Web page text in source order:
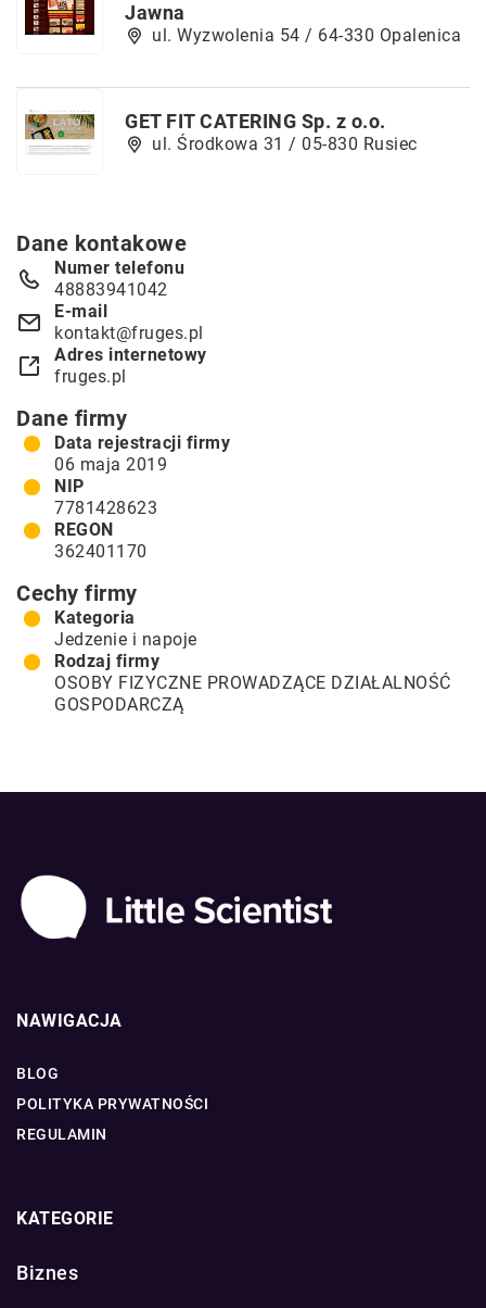
Jawna
ul. Wyzwolenia 54 / 64-330 Opalenica
GET FIT CATERING Sp. z o.o.
ul. Środkowa 31 / 05-830 Rusiec
Dane kontakowe
Numer telefonu
48883941042
E-mail
kontakt@fruges.pl
Adres internetowy
fruges.pl
Dane firmy
Data rejestracji firmy
06 maja 2019
NIP
7781428623
REGON
362401170
Cechy firmy
Kategoria
Jedzenie i napoje
Rodzaj firmy
OSOBY FIZYCZNE PROWADZĄCE DZIAŁALNOŚĆ
GOSPODARCZĄ
NAWIGACJA
BLOG
POLITYKA PRYWATNOŚCI
REGULAMIN
KATEGORIE
Biznes